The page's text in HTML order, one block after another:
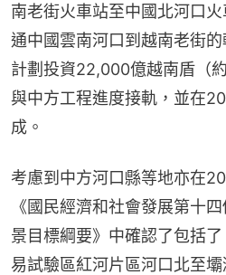
南老街火車站至中國北河口
通中國雲南河口到越南老街
計劃投資22,000億越南盾（
與中方工程進度接軌，並在
成。
考慮到中方河口縣等地亦在
《國民經濟和社會發展第十
景目標綱要》中確認了包括
易試驗區紅河片區河口北至